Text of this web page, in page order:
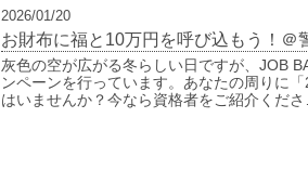
2026/01/20
お財布に福と10万円を呼び込もう！＠
灰色の空が広がる冬らしい日ですが、JOB
ンペーンを行っています。あなたの周りに
はいませんか？今なら資格者をご紹介くだ